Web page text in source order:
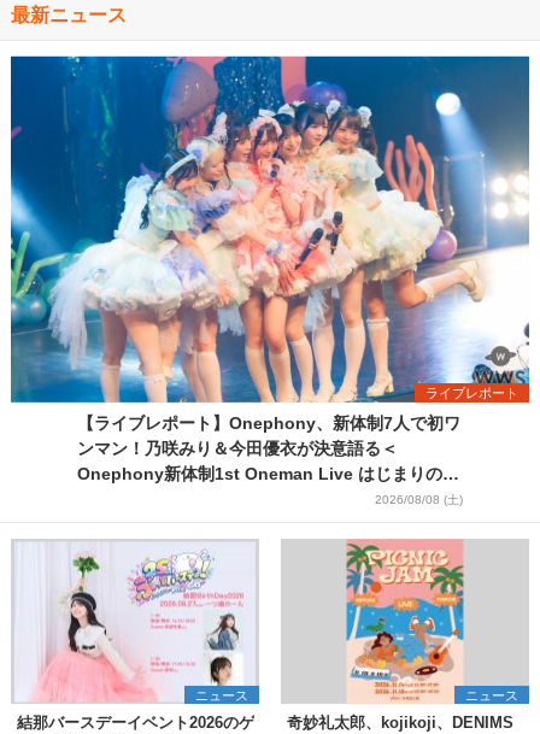
最新ニュース
ライブレポート
【ライブレポート】Onephony、新体制7人で初ワ
ンマン！乃咲みり＆今田優衣が決意語る＜
Onephony新体制1st Oneman Live はじまりの夏
2026/08/08 (土)
ニュース
結那バースデーイベント2026のゲ
ニュース
奇妙礼太郎、kojikoji、DENIMS